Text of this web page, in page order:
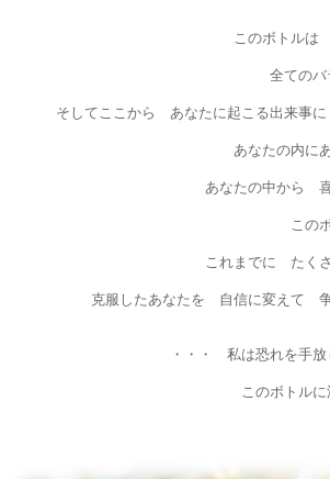
このボトルは
全ての
そしてここから あなたに起こる出来事
あなたの内
あなたの中から
この
これまでに たく
克服したあなたを 自信に変えて
・・・ 私は恐れを手
このボトル